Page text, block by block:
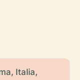
Italia,